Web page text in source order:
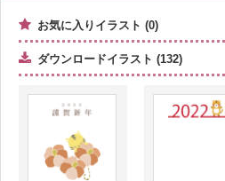
お気に入りイラスト (0)
ダウンロードイラスト (132)